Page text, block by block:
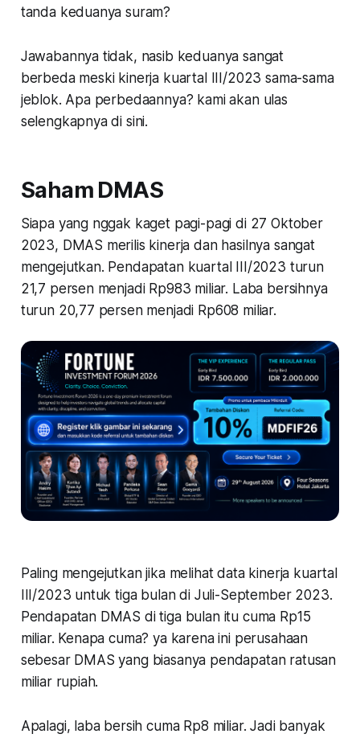
tanda keduanya suram?
Jawabannya tidak, nasib keduanya sangat
berbeda meski kinerja kuartal III/2023 sama-sama
jeblok. Apa perbedaannya? kami akan ulas
selengkapnya di sini.
Saham DMAS
Siapa yang nggak kaget pagi-pagi di 27 Oktober
2023, DMAS merilis kinerja dan hasilnya sangat
mengejutkan. Pendapatan kuartal III/2023 turun
21,7 persen menjadi Rp983 miliar. Laba bersihnya
turun 20,77 persen menjadi Rp608 miliar.
Paling mengejutkan jika melihat data kinerja kuartal
III/2023 untuk tiga bulan di Juli-September 2023.
Pendapatan DMAS di tiga bulan itu cuma Rp15
miliar. Kenapa cuma? ya karena ini perusahaan
sebesar DMAS yang biasanya pendapatan ratusan
miliar rupiah.
Apalagi, laba bersih cuma Rp8 miliar. Jadi banyak